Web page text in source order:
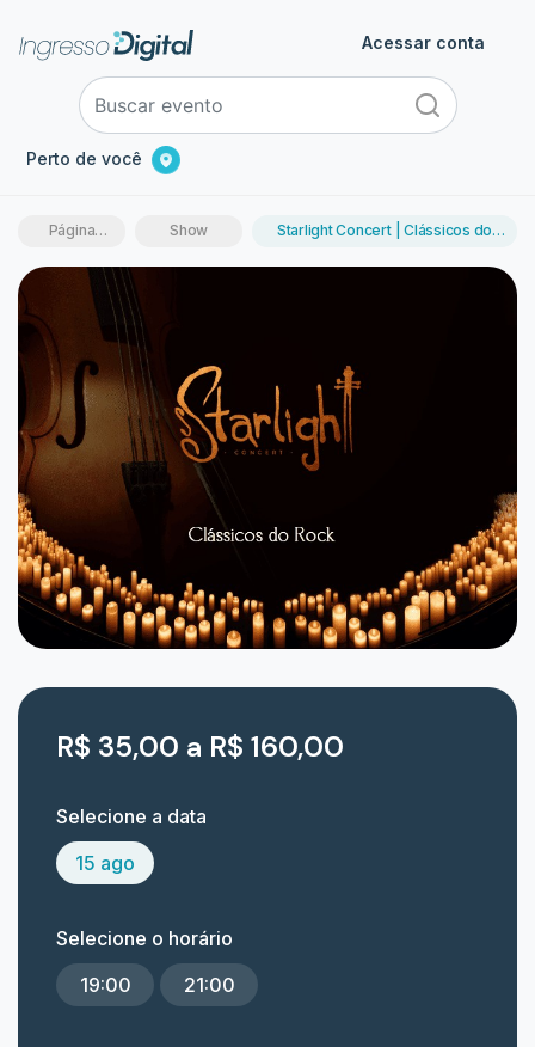
Perto de você
Acessar conta
Página
Show
Starlight Concert | Clássicos do
R$ 35,00 a R$ 160,00
Selecione a data
15 ago
Selecione o horário
19:00
21:00